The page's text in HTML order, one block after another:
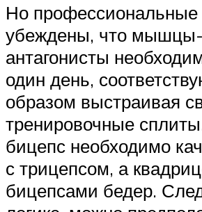
Но профессиональные
убеждены, что мышцы-
антагонисты
один день,
образом выстраивая
тренировочные
бицепс необходимо
с трицепсом, а
бицепсами бедер.